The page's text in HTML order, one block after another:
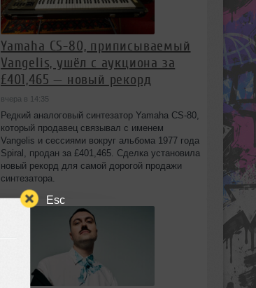
Esc
Yamaha CS-80, приписываемый
Vangelis, ушёл с аукциона за
£401,465 — новый рекорд
вчера в 14:35
Редкий аналоговый синтезатор Yamaha CS-80,
который продавец связывал с именем
Vangelis и сессиями вокруг альбома 1977 года
Spiral, продан за £401,465. Сделка установила
новый рекорд для самой дорогой продажи
синтезатора.